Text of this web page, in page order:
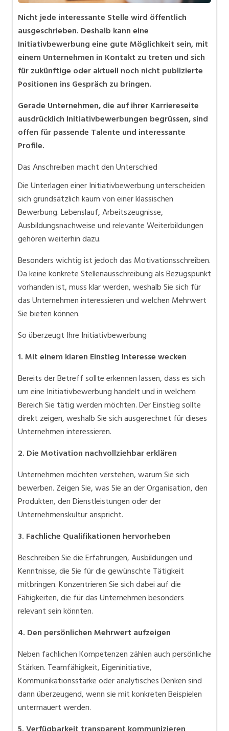
Nicht jede interessante Stelle wird öffentlich
ausgeschrieben. Deshalb kann eine
Initiativbewerbung eine gute Möglichkeit sein, mit
einem Unternehmen in Kontakt zu treten und sich
für zukünftige oder aktuell noch nicht publizierte
Positionen ins Gespräch zu bringen.
Gerade Unternehmen, die auf ihrer Karriereseite
ausdrücklich Initiativbewerbungen begrüssen, sind
offen für passende Talente und interessante
Profile.
Das Anschreiben macht den Unterschied
Die Unterlagen einer Initiativbewerbung unterscheiden
sich grundsätzlich kaum von einer klassischen
Bewerbung. Lebenslauf, Arbeitszeugnisse,
Ausbildungsnachweise und relevante Weiterbildungen
gehören weiterhin dazu.
Besonders wichtig ist jedoch das Motivationsschreiben.
Da keine konkrete Stellenausschreibung als Bezugspunkt
vorhanden ist, muss klar werden, weshalb Sie sich für
das Unternehmen interessieren und welchen Mehrwert
Sie bieten können.
So überzeugt Ihre Initiativbewerbung
1. Mit einem klaren Einstieg Interesse wecken
Bereits der Betreff sollte erkennen lassen, dass es sich
um eine Initiativbewerbung handelt und in welchem
Bereich Sie tätig werden möchten. Der Einstieg sollte
direkt zeigen, weshalb Sie sich ausgerechnet für dieses
Unternehmen interessieren.
2. Die Motivation nachvollziehbar erklären
Unternehmen möchten verstehen, warum Sie sich
bewerben. Zeigen Sie, was Sie an der Organisation, den
Produkten, den Dienstleistungen oder der
Unternehmenskultur anspricht.
3. Fachliche Qualifikationen hervorheben
Beschreiben Sie die Erfahrungen, Ausbildungen und
Kenntnisse, die Sie für die gewünschte Tätigkeit
mitbringen. Konzentrieren Sie sich dabei auf die
Fähigkeiten, die für das Unternehmen besonders
relevant sein könnten.
4. Den persönlichen Mehrwert aufzeigen
Neben fachlichen Kompetenzen zählen auch persönliche
Stärken. Teamfähigkeit, Eigeninitiative,
Kommunikationsstärke oder analytisches Denken sind
dann überzeugend, wenn sie mit konkreten Beispielen
untermauert werden.